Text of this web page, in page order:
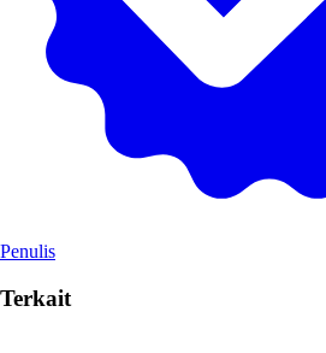
Penulis
Terkait